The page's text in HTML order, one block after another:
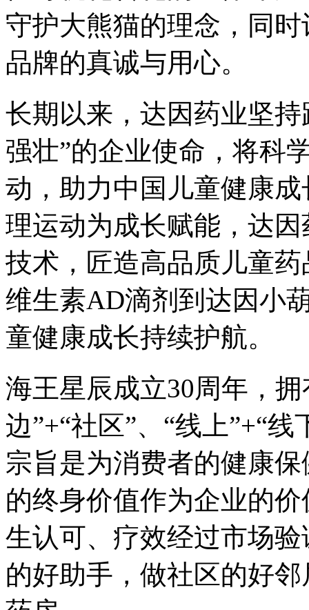
守护大熊猫的理念，同
品牌的真诚与用心。
长期以来，达因药业坚
强壮”的企业使命，将科
动，助力中国儿童健康
理运动为成长赋能，达
技术，匠造高品质儿童
维生素AD滴剂到达因小
童健康成长持续护航。
海王星辰成立30周年，
边”+“社区”、“线上”+“
宗旨是为消费者的健康
的终身价值作为企业的
生认可、疗效经过市场
的好助手，做社区的好